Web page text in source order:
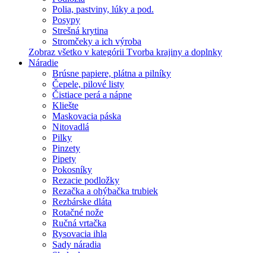
Polia, pastviny, lúky a pod.
Posypy
Strešná krytina
Stromčeky a ich výroba
Zobraz všetko v kategórii Tvorba krajiny a doplnky
Náradie
Brúsne papiere, plátna a pilníky
Čepele, pilové listy
Čistiace perá a nápne
Kliešte
Maskovacia páska
Nitovadlá
Pilky
Pinzety
Pipety
Pokosníky
Rezacie podložky
Rezačka a ohýbačka trubiek
Rezbárske dláta
Rotačné nože
Ručná vrtačka
Rysovacia ihla
Sady náradia